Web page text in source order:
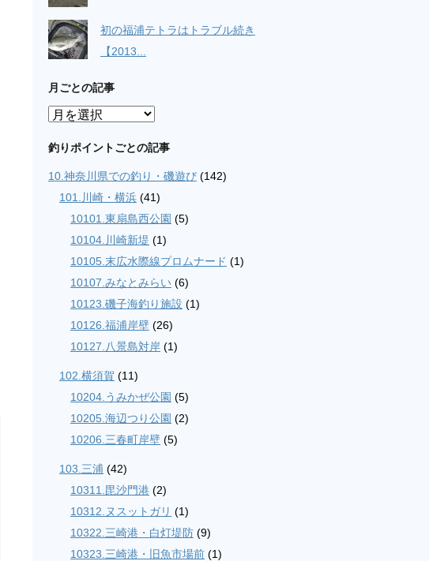
初の福浦テトラはトラブル続き
【2013...
月ごとの記事
月
と
記
釣りポイントごとの記事
10.神奈川県での釣り・磯遊び (142)
101.川崎・横浜 (41)
10101.東扇島西公園 (5)
10104.川崎新堤 (1)
10105.末広水際線プロムナード (1)
10107.みなとみらい (6)
10123.磯子海釣り施設 (1)
10126.福浦岸壁 (26)
10127.八景島対岸 (1)
102.横須賀 (11)
10204.うみかぜ公園 (5)
10205.海辺つり公園 (2)
10206.三春町岸壁 (5)
103.三浦 (42)
10311.毘沙門港 (2)
10312.ヌスットガリ (1)
10322.三崎港・白灯堤防 (9)
10323.三崎港・旧魚市場前 (1)